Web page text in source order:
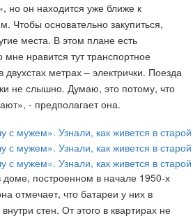
но он находится уже ближе к
Чтобы основательно закупиться,
места. В этом плане есть
нравится тут транспортное
метрах – электрички. Поезда
не слышно. Думаю, это потому, что
- предполагает она.
построенном в начале 1950-х
отмечает, что батареи у них в
стен. От этого в квартирах не